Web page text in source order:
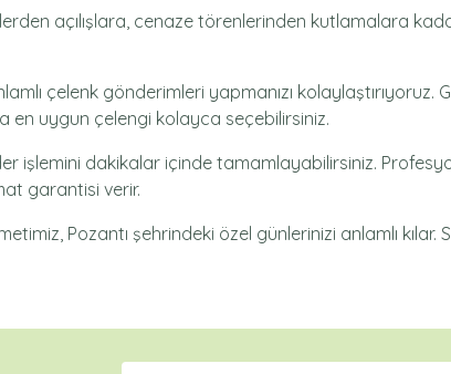
açılışlara, cenaze törenlerinden kutlamalara
çelenk gönderimleri yapmanızı kolaylaştırıyoruz.
en uygun çelengi kolayca seçebilirsiniz.
işlemini dakikalar içinde tamamlayabilirsiniz.
garantisi verir.
Pozantı şehrindeki özel günlerinizi anlamlı kılar.